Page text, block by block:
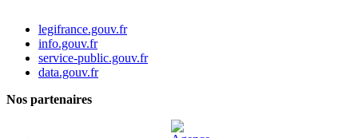
legifrance.gouv.fr
info.gouv.fr
service-public.gouv.fr
data.gouv.fr
Nos partenaires